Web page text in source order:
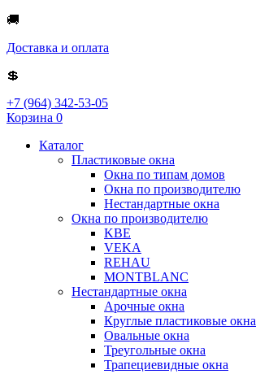
🚚
Доставка и оплата
💲
+7 (964) 342-53-05
Корзина 0
Каталог
Пластиковые окна
Окна по типам домов
Окна по производителю
Нестандартные окна
Окна по производителю
KBE
VEKA
REHAU
MONTBLANC
Нестандартные окна
Арочные окна
Круглые пластиковые окна
Овальные окна
Треугольные окна
Трапециевидные окна